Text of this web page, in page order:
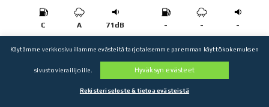
C A 71dB
102,88€
4 kpl: 411,52€
- - -
103,02€
4 kpl: 412,08€
Käytämme verkkosivuillamme evästeitä tarjotaksemme paremman käyttökokemuksen
sivustovierailijoille. Hyväksyn evästeet
Rekisteriseloste & tietoa evästeistä